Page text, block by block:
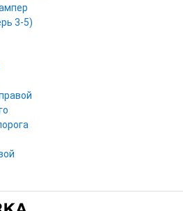
3-5)